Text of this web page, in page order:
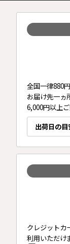
2023年11月1日
CHOYA ICE
ウォレット請
になりました。
2023年10月2日
一部商品の価
2023年8月23日
「梅樹林」入
2023年8月7日
「梅樹林」は
予定です。
「梅結」完売
2023年7月19日
夏梅は、完売
全国一律880円
お届け先一ヵ
6,000円以上
出荷日の
クレジットカ
利用いただけ